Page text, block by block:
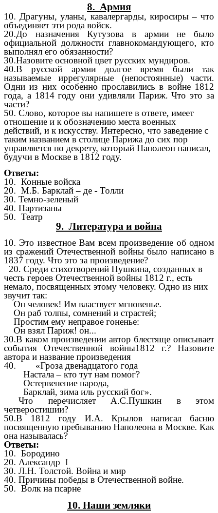
8. Армия
10. Драгуны, уланы, кавалергарды, киросиры – что
объединяет эти рода войск.
20.До назначения Кутузова в армии не было
официальной должности главнокомандующего, кто
выполнял его обязанности?
30.Назовите основной цвет русских мундиров.
40.В русской армии долгое время были так
называемые иррегулярные (непостоянные) части.
Одни из них особенно прославились в войне 1812
года, а 1814 году они удивляли Париж. Что это за
части?
50. Слово, которое вы напишете в ответе, имеет
отношение и к обозначению места военных
действий, и к искусству. Интересно, что заведение с
таким названием в столице Парижа до сих пор
управляется по декрету, который Наполеон написал,
будучи в Москве в 1812 году.
Ответы:
10. Конные войска
20. М.Б. Барклай – де - Толли
30. Темно-зеленый
40. Партизаны
50. Театр
9. Литература и война
10. Это известное Вам всем произведение об одном
из сражений Отечественной войны было написано в
1837 году. Что это за произведение?
20. Среди стихотворений Пушкина, созданных в
честь героев Отечественной войны 1812 г., есть
немало, посвященных этому человеку. Одно из них
звучит так:
Он человек! Им властвует мгновенье.
Он раб толпы, сомнений и страстей;
Простим ему неправое гоненье:
Он взял Париж! он...
30.В каком произведении автор блестяще описывает
события Отечественной войны1812 г.? Назовите
автора и название произведения
40. «Гроза двенадцатого года
Настала – кто тут нам помог?
Остервенение народа,
Барклай, зима иль русский бог».
Что перечисляет А.С.Пушкин в этом
четверостишии?
50.В 1812 году И.А. Крылов написал басню
посвященную пребыванию Наполеона в Москве. Как
она называлась?
Ответы:
10. Бородино
20. Александр I
30. Л.Н. Толстой. Война и мир
40. Причины победы в Отечественной войне.
50. Волк на псарне
10. Наши земляки